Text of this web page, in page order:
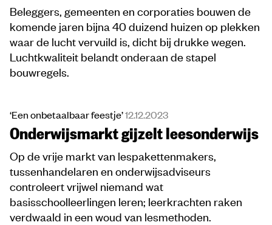
Beleggers, gemeenten en corporaties bouwen de
komende jaren bijna 40 duizend huizen op plekken
waar de lucht vervuild is, dicht bij drukke wegen.
Luchtkwaliteit belandt onderaan de stapel
bouwregels.
‘Een onbetaalbaar feestje’12.12.2023
Onderwijsmarkt gijzelt leesonderwijs
Op de vrije markt van lespakettenmakers,
tussenhandelaren en onderwijsadviseurs
controleert vrijwel niemand wat
basisschoolleerlingen leren; leerkrachten raken
verdwaald in een woud van lesmethoden.